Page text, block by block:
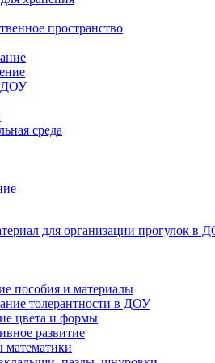
пространство
ДОУ
среда
для организации прогулок в
пособия и материалы
толерантности в ДОУ
цвета и формы
развитие